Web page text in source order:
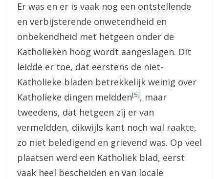
Er was en er is vaak nog een ontstellende
en verbijsterende onwetendheid en
onbekendheid met hetgeen onder de
Katholieken hoog wordt aangeslagen. Dit
leidde er toe, dat eerstens de niet-
Katholieke bladen betrekkelijk weinig over
Katholieke dingen meldden[5], maar
tweedens, dat hetgeen zij er van
vermeldden, dikwijls kant noch wal raakte,
zo niet beledigend en grievend was. Op veel
plaatsen werd een Katholiek blad, eerst
vaak heel bescheiden en van locale